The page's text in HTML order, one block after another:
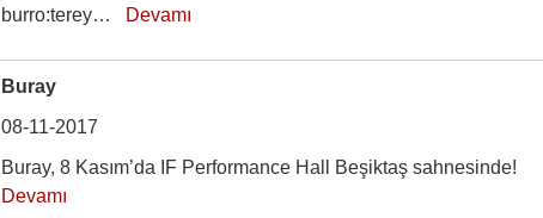
burro:terey…
Devamı
Buray
08-11-2017
Buray, 8 Kasım’da IF Performance Hall Beşiktaş sahnesinde!
Devamı